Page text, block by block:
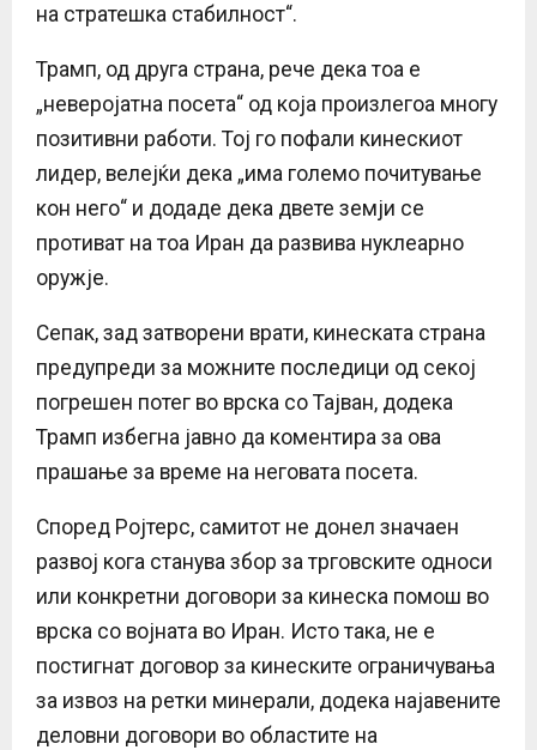
на стратешка стабилност“.
Трамп, од друга страна, рече дека тоа е
„неверојатна посета“ од која произлегоа многу
позитивни работи. Тој го пофали кинескиот
лидер, велејќи дека „има големо почитување
кон него“ и додаде дека двете земји се
противат на тоа Иран да развива нуклеарно
оружје.
Сепак, зад затворени врати, кинеската страна
предупреди за можните последици од секој
погрешен потег во врска со Тајван, додека
Трамп избегна јавно да коментира за ова
прашање за време на неговата посета.
Според Ројтерс, самитот не донел значаен
развој кога станува збор за трговските односи
или конкретни договори за кинеска помош во
врска со војната во Иран. Исто така, не е
постигнат договор за кинеските ограничувања
за извоз на ретки минерали, додека најавените
деловни договори во областите на